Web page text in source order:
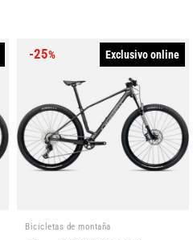
-25% Exclusivo online
Bicicletas de montaña